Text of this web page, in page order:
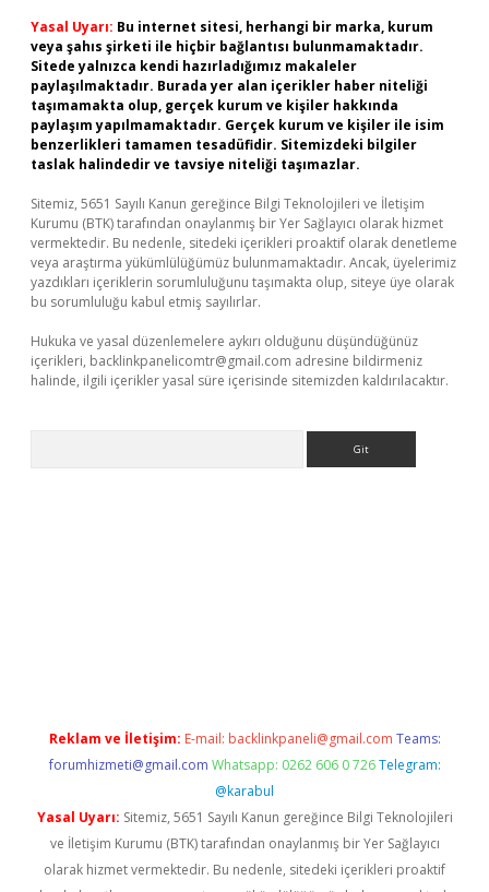
Yasal Uyarı: Bu internet sitesi, herhangi bir marka, kurum
veya şahıs şirketi ile hiçbir bağlantısı bulunmamaktadır.
Sitede yalnızca kendi hazırladığımız makaleler
paylaşılmaktadır. Burada yer alan içerikler haber niteliği
taşımamakta olup, gerçek kurum ve kişiler hakkında
paylaşım yapılmamaktadır. Gerçek kurum ve kişiler ile isim
benzerlikleri tamamen tesadüfidir. Sitemizdeki bilgiler
taslak halindedir ve tavsiye niteliği taşımazlar.
Sitemiz, 5651 Sayılı Kanun gereğince Bilgi Teknolojileri ve İletişim
Kurumu (BTK) tarafından onaylanmış bir Yer Sağlayıcı olarak hizmet
vermektedir. Bu nedenle, sitedeki içerikleri proaktif olarak denetleme
veya araştırma yükümlülüğümüz bulunmamaktadır. Ancak, üyelerimiz
yazdıkları içeriklerin sorumluluğunu taşımakta olup, siteye üye olarak
bu sorumluluğu kabul etmiş sayılırlar.
Hukuka ve yasal düzenlemelere aykırı olduğunu düşündüğünüz
içerikleri, backlinkpanelicomtr@gmail.com adresine bildirmeniz
halinde, ilgili içerikler yasal süre içerisinde sitemizden kaldırılacaktır.
Reklam ve İletişim: E-mail: backlinkpaneli@gmail.com Teams:
forumhizmeti@gmail.com Whatsapp: 0262 606 0 726 Telegram:
@karabul
Yasal Uyarı: Sitemiz, 5651 Sayılı Kanun gereğince Bilgi Teknolojileri
ve İletişim Kurumu (BTK) tarafından onaylanmış bir Yer Sağlayıcı
olarak hizmet vermektedir. Bu nedenle, sitedeki içerikleri proaktif